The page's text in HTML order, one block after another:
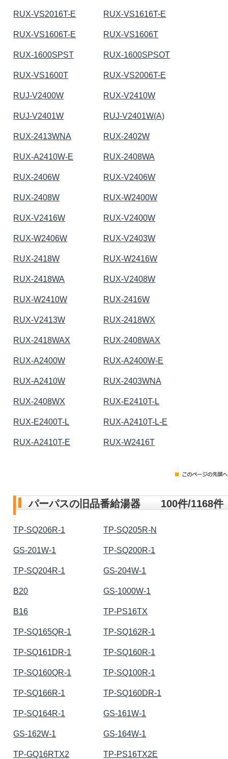
RUX-VS2016T-E RUX-VS1616T-E
RUX-VS1606T-E RUX-VS1606T
RUX-1600SPST RUX-1600SPSOT
RUX-VS1600T RUX-VS2006T-E
RUJ-V2400W RUX-V2410W
RUJ-V2401W RUJ-V2401W(A)
RUX-2413WNA RUX-2402W
RUX-A2410W-E RUX-2408WA
RUX-2406W RUX-V2406W
RUX-2408W RUX-W2400W
RUX-V2416W RUX-V2400W
RUX-W2406W RUX-V2403W
RUX-2418W RUX-W2416W
RUX-2418WA RUX-V2408W
RUX-W2410W RUX-2416W
RUX-V2413W RUX-2418WX
RUX-2418WAX RUX-2408WAX
RUX-A2400W RUX-A2400W-E
RUX-A2410W RUX-2403WNA
RUX-2408WX RUX-E2410T-L
RUX-E2400T-L RUX-A2410T-L-E
RUX-A2410T-E RUX-W2416T
パーパスの旧品番給湯器 100件/1168件
TP-SQ206R-1 TP-SQ205R-N
GS-201W-1 TP-SQ200R-1
TP-SQ204R-1 GS-204W-1
B20 GS-1000W-1
B16 TP-PS16TX
TP-SQ165QR-1 TP-SQ162R-1
TP-SQ161DR-1 TP-SQ160R-1
TP-SQ160QR-1 TP-SQ100R-1
TP-SQ166R-1 TP-SQ160DR-1
TP-SQ164R-1 GS-161W-1
GS-162W-1 GS-164W-1
TP-GQ16RTX2 TP-PS16TX2E